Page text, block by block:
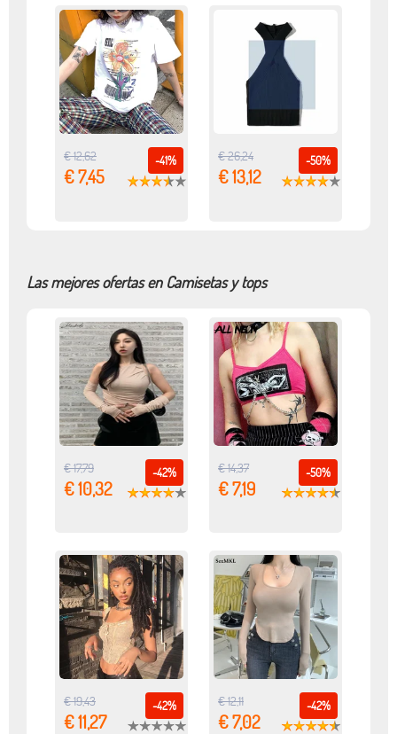
-41%
€ 12,62
€ 7,45
-50%
€ 26,24
€ 13,12
Las mejores ofertas en Camisetas y tops
-42%
€ 17,79
€ 10,32
-50%
€ 14,37
€ 7,19
-42%
€ 19,43
€ 11,27
-42%
€ 12,11
€ 7,02